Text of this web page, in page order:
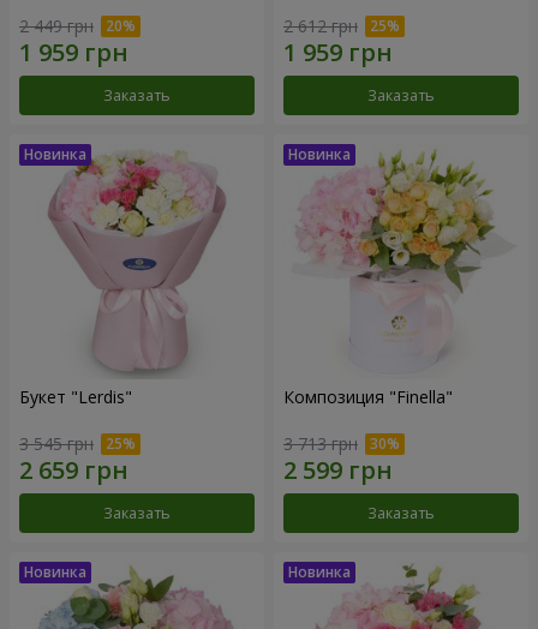
2 449 грн
Заказать
2 612 грн
Заказать
Букет "Lerdis"
3 545 грн
Заказать
Композиция "Finella"
3 713 грн
Заказать